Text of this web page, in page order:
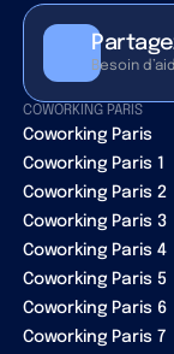
Besoin
COWORKING PARIS
Coworking Paris
Coworking Paris 1
Coworking Paris 2
Coworking Paris 3
Coworking Paris 4
Coworking Paris 5
Coworking Paris 6
Coworking Paris 7